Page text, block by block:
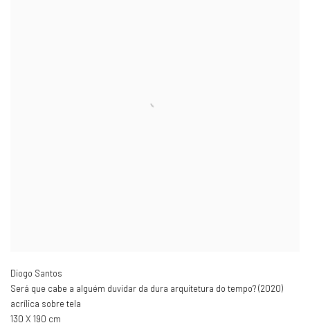
Diogo Santos
Será que cabe a alguém duvidar da dura arquitetura do tempo? (2020)
acrílica sobre tela
130 X 190 cm